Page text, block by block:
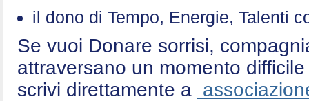
il dono di Tempo, Energie, Talenti
Se vuoi Donare sorrisi,
attraversano un momento
scrivi direttamente a